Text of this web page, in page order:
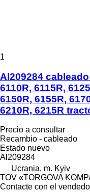
1
Al209284
6110R, 6115R,
6150R, 6155R,
6210R, 6215R
Precio a consultar
Recambio - cableado
Estado nuevo
Al209284
Ucrania, m. Kyiv
TOV «TORGOVA
Contacte con el